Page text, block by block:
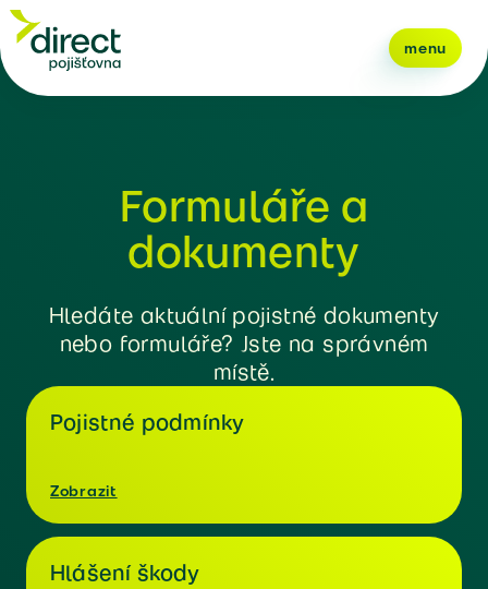
menu
Formuláře a
dokumenty
Hledáte aktuální pojistné dokumenty
nebo formuláře? Jste na správném
místě.
Pojistné podmínky
Zobrazit
Hlášení škody